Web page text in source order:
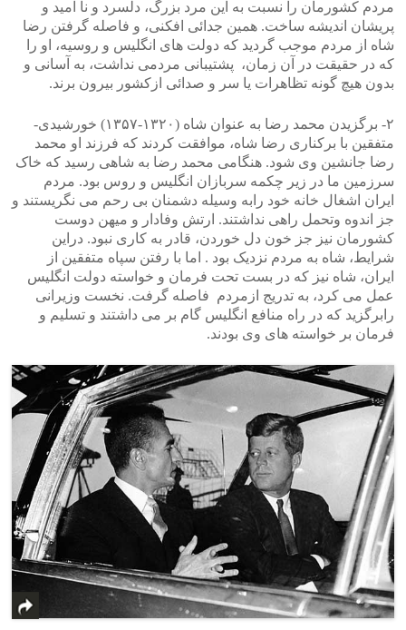
مردم کشورمان را نسبت به این مرد بزرگ، دلسرد و نا امید و
پریشان اندیشه ساخت. همین جدائی افکنی، و فاصله گرفتن رضا
شاه از مردم موجب گردید که دولت های انگلیس و روسیه، او را
که در حقیقت در آن زمان، پشتیبانی مردمی نداشت، به آسانی و
بدون هیچ گونه تظاهرات یا سر و صدائی ازکشور بیرون برند.
۲- برگزیدن محمد رضا به عنوان شاه (۱۳۲۰-۱۳۵۷) خورشیدی-
متفقین با برکناری رضا شاه، موافقت کردند که فرزند او محمد
رضا جانشین وی شود. هنگامی محمد رضا به شاهی رسید که خاک
سرزمین ما در زیر چکمه سربازان انگلیس و روس بود. مردم
ایران اشغال خانه خود رابه وسیله دشمنان بی رحم می نگریستند و
جز اندوه وتحمل راهی نداشتند. ارتش وفادار و میهن دوست
کشورمان نیز جز خون دل خوردن، قادر به کاری نبود. دراین
شرایط، شاه به مردم نزدیک بود . اما با رفتن سپاه متفقین از
ایران، شاه نیز که در بست تحت فرمان و خواسته دولت انگلیس
عمل می کرد، به تدریج ازمردم فاصله گرفت. نخست وزیرانی
رابرگزید که در راه منافع انگلیس گام بر می داشتند و تسلیم و
فرمان بر خواسته های وی بودند.